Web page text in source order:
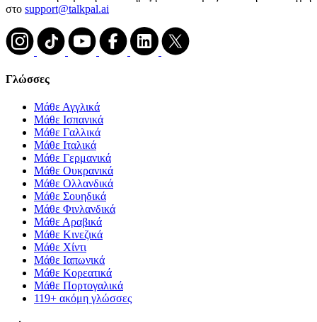
στο support@talkpal.ai
Γλώσσες
Μάθε Αγγλικά
Μάθε Ισπανικά
Μάθε Γαλλικά
Μάθε Ιταλικά
Μάθε Γερμανικά
Μάθε Ουκρανικά
Μάθε Ολλανδικά
Μάθε Σουηδικά
Μάθε Φινλανδικά
Μάθε Αραβικά
Μάθε Κινεζικά
Μάθε Χίντι
Μάθε Ιαπωνικά
Μάθε Κορεατικά
Μάθε Πορτογαλικά
119+ ακόμη γλώσσες